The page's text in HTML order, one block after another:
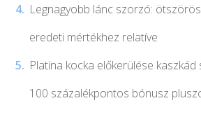
Legnagyobb lánc szorzó:
eredeti mértékhez relatíve
Platina kocka előkerülése
100 százalékpontos bónusz